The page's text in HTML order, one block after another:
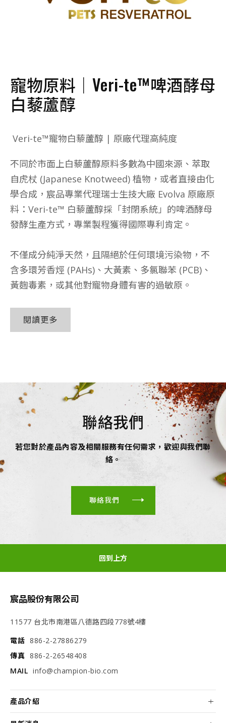
寵物原料｜Veri-te™啤酒酵母
白藜蘆醇
Veri-te™寵物白藜蘆醇 | 原廠代理高純度
不同於市面上白藜蘆醇原料多數為中國來源、萃取
自虎杖 (Japanese Knotweed) 植物，或者直接由化
學合成，宸品專業代理瑞士生技大廠 Evolva 原廠原
料：Veri-te™ 白藜蘆醇採「封閉系統」的啤酒酵母
發酵生產方式，專業製程獲得國際專利肯定。
不僅成分純淨天然，且隔絕於任何環境污染物，不
含多環芳香烴 (PAHs)、大黃素、多氯聯苯 (PCB)、
黃麴毒素，或其他對寵物身體有害的過敏原。
閱讀更多
聯絡我們
若您對於產品內容及相關服務有任何需求，歡迎與我們聯
絡。
聯絡我們
回到上方
宸品股份有限公司
11577 台北市南港區八德路四段778號4樓
電話 886-2-27886279
傳真 886-2-26548408
MAIL info@champion-bio.com
產品介紹